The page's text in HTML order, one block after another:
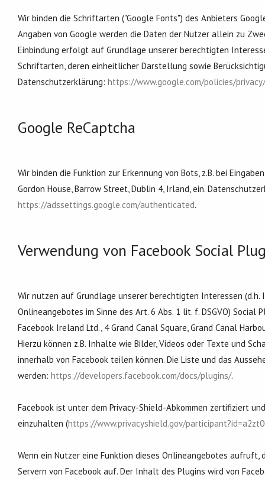
Wir binden die Schriftarten ("Google Fonts") des Anbieters
Angaben von Google werden die Daten der Nutzer allein zu
Einbindung erfolgt auf Grundlage unserer berechtigten
Schriftarten, deren einheitlicher Darstellung sowie
Datenschutzerklärung: https://www.google.com/policies/privacy/
Google ReCaptcha
Wir binden die Funktion zur Erkennung von Bots, z.B. bei
Gordon House, Barrow Street, Dublin 4, Irland, ein.
https://adssettings.google.com/authenticated.
Verwendung von Facebook Social
Wir nutzen auf Grundlage unserer berechtigten Interessen
Onlineangebotes im Sinne des Art. 6 Abs. 1 lit. f. DSGVO)
Facebook Ireland Ltd., 4 Grand Canal Square, Grand Canal
Hierzu können z.B. Inhalte wie Bilder, Videos oder Texte und
innerhalb von Facebook teilen können. Die Liste und das
werden: https://developers.facebook.com/docs/plugins/.
Facebook ist unter dem Privacy-Shield-Abkommen zertifiziert
einzuhalten (https://www.privacyshield.gov/
Wenn ein Nutzer eine Funktion dieses Onlineangebotes
Servern von Facebook auf. Der Inhalt des Plugins wird von